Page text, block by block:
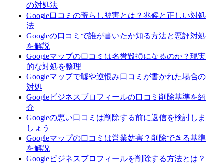
の対処法
Google口コミの荒らし被害とは？兆候と正しい対処
法
Googleの口コミで誰が書いたか知る方法と悪評対処
を解説
Googleマップの口コミは名誉毀損になるのか？現実
的な対処を整理
Googleマップで嘘や逆恨み口コミが書かれた場合の
対処
Googleビジネスプロフィールの口コミ削除基準を紹
介
Googleの悪い口コミは削除する前に返信を検討しま
しょう
Googleマップの口コミは営業妨害？削除できる基準
を解説
Googleビジネスプロフィールを削除する方法とは？